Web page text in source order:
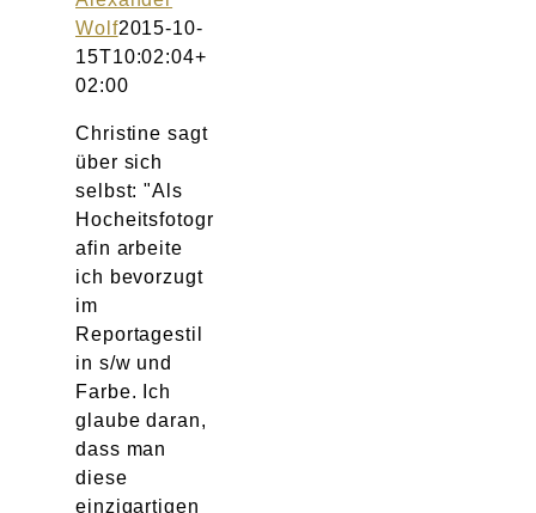
Wolf2015-10-
15T10:02:04+
02:00
Christine sagt
über sich
selbst: "Als
Hocheitsfotogr
afin arbeite
ich bevorzugt
im
Reportagestil
in s/w und
Farbe. Ich
glaube daran,
dass man
diese
einzigartigen